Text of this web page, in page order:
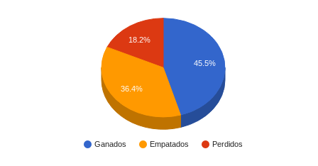
Ganados Empatados Perdidos
45.5%
18.2%
36.4%